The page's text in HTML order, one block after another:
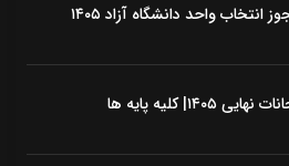
واحد دانشگاه آزاد ۱۴۰۵
کلیه پایه ها